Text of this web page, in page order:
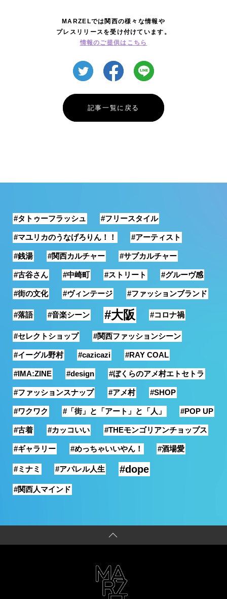
MARZELでは関西の様々な情報や
プレスリリースを受け付けています。
情報のご提供はこちら
記事一覧に戻る
#タトゥーフラッシュ #フリースタイル
#マユリカのうなげろりん！！ #アーティスト
#銭湯 #関西カルチャー #サブカルチャー
#古谷さん #中崎町 #ストリート #グルーヴ感
#街の文化 #ヴィンテージ #ファッションブランド
#落語 #音楽シーン #大阪 #コロナ禍
#セレクトショップ #関西ファッションシーン
#イーグル野村 #cazicazi #RAY COAL
#IMA:ZINE #design #ぼくらのアメ村エトセトラ
#ファッションスナップ #アメ村 #SHOP
#ワクワク #「街」と「アート」と「人」 #POP UP
#古着 #カッコいい #THEモンゴリアンチョップス
#ギャラリー #めっちゃいいやん！ #酒場愛
#ミナミ #アパレル人生 #dope
#関西人マインド